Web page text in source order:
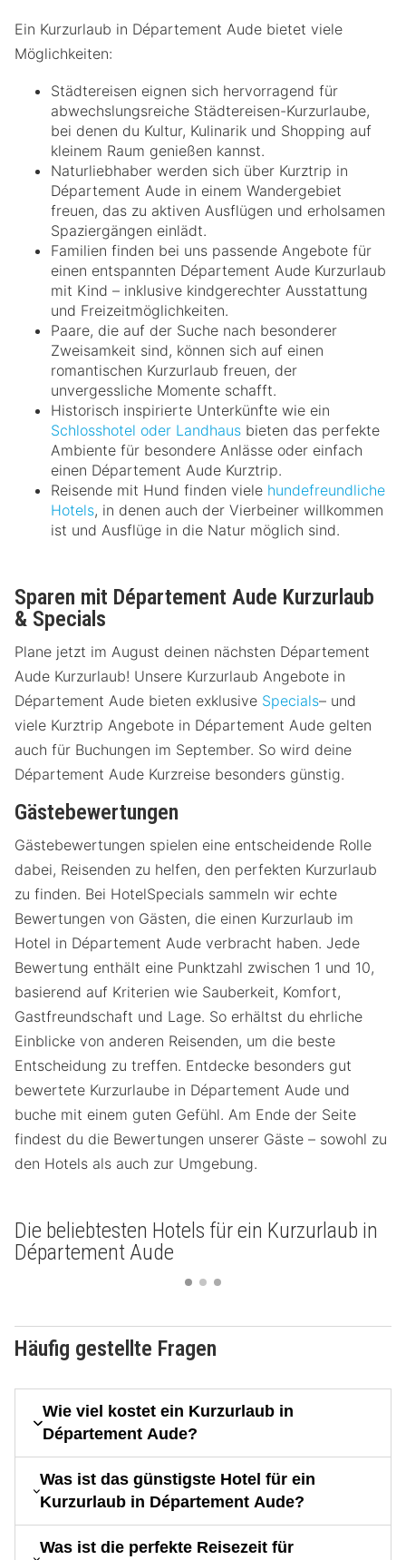
Ein Kurzurlaub in Département Aude bietet viele
Möglichkeiten:
Städtereisen eignen sich hervorragend für
abwechslungsreiche Städtereisen-Kurzurlaube,
bei denen du Kultur, Kulinarik und Shopping auf
kleinem Raum genießen kannst.
Naturliebhaber werden sich über Kurztrip in
Département Aude in einem Wandergebiet
freuen, das zu aktiven Ausflügen und erholsamen
Spaziergängen einlädt.
Familien finden bei uns passende Angebote für
einen entspannten Département Aude Kurzurlaub
mit Kind – inklusive kindgerechter Ausstattung
und Freizeitmöglichkeiten.
Paare, die auf der Suche nach besonderer
Zweisamkeit sind, können sich auf einen
romantischen Kurzurlaub freuen, der
unvergessliche Momente schafft.
Historisch inspirierte Unterkünfte wie ein
Schlosshotel oder Landhaus bieten das perfekte
Ambiente für besondere Anlässe oder einfach
einen Département Aude Kurztrip.
Reisende mit Hund finden viele hundefreundliche
Hotels, in denen auch der Vierbeiner willkommen
ist und Ausflüge in die Natur möglich sind.
Sparen mit Département Aude Kurzurlaub
& Specials
Plane jetzt im August deinen nächsten Département
Aude Kurzurlaub! Unsere Kurzurlaub Angebote in
Département Aude bieten exklusive Specials– und
viele Kurztrip Angebote in Département Aude gelten
auch für Buchungen im September. So wird deine
Département Aude Kurzreise besonders günstig.
Gästebewertungen
Gästebewertungen spielen eine entscheidende Rolle
dabei, Reisenden zu helfen, den perfekten Kurzurlaub
zu finden. Bei HotelSpecials sammeln wir echte
Bewertungen von Gästen, die einen Kurzurlaub im
Hotel in Département Aude verbracht haben. Jede
Bewertung enthält eine Punktzahl zwischen 1 und 10,
basierend auf Kriterien wie Sauberkeit, Komfort,
Gastfreundschaft und Lage. So erhältst du ehrliche
Einblicke von anderen Reisenden, um die beste
Entscheidung zu treffen. Entdecke besonders gut
bewertete Kurzurlaube in Département Aude und
buche mit einem guten Gefühl. Am Ende der Seite
findest du die Bewertungen unserer Gäste – sowohl zu
den Hotels als auch zur Umgebung.
Die beliebtesten Hotels für ein Kurzurlaub in
Département Aude
Häufig gestellte Fragen
Wie viel kostet ein Kurzurlaub in
Département Aude?
Was ist das günstigste Hotel für ein
Kurzurlaub in Département Aude?
Was ist die perfekte Reisezeit für